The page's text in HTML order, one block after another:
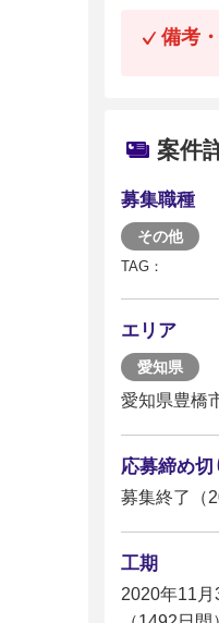
備考
案件
募集職種
その他
TAG：
エリア
愛知県
愛知県豊橋
応募締め切
募集終了（
工期
2020年11月